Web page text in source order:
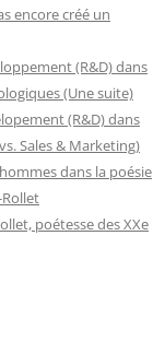
encore créé un
(R&D) dans
(Une suite)
(R&D) dans
Sales & Marketing)
dans la poésie
poétesse des XXe